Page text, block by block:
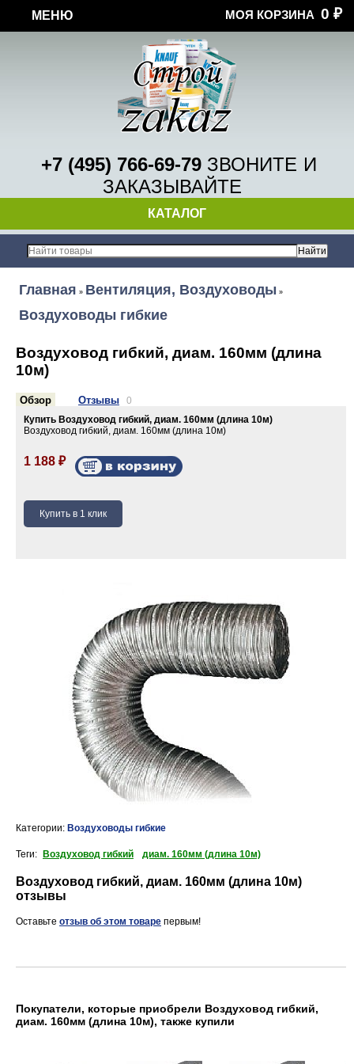
МЕНЮ
+7 (495) 766-69-79ЗВОНИТЕ И
ЗАКАЗЫВАЙТЕ
МОЯ КОРЗИНА 0 ₽
КАТАЛОГ
Главная » Вентиляция, Воздуховоды »
Воздуховоды гибкие
Воздуховод гибкий, диам. 160мм (длина
10м)
Обзор Отзывы
0
Купить Воздуховод гибкий, диам. 160мм (длина 10м)
Воздуховод гибкий, диам. 160мм (длина 10м)
1 188 ₽
Категории: Воздуховоды гибкие
Теги: Воздуховод гибкий диам. 160мм (длина 10м)
Воздуховод гибкий, диам. 160мм (длина 10м)
отзывы
Оставьте отзыв об этом товаре первым!
Покупатели, которые приобрели Воздуховод гибкий,
диам. 160мм (длина 10м), также купили